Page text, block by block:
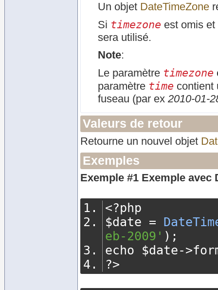
Un objet DateTimeZone
Si timezone est omis et
sera utilisé.
Note:
Le paramètre timezone
paramètre time contient
fuseau (par ex 2010-01-
Valeurs de retour
Retourne un nouvel objet
Exemples
Exemple #1 Exemple avec
<?php
$date =
eb-2009' );
echo $date->
?>